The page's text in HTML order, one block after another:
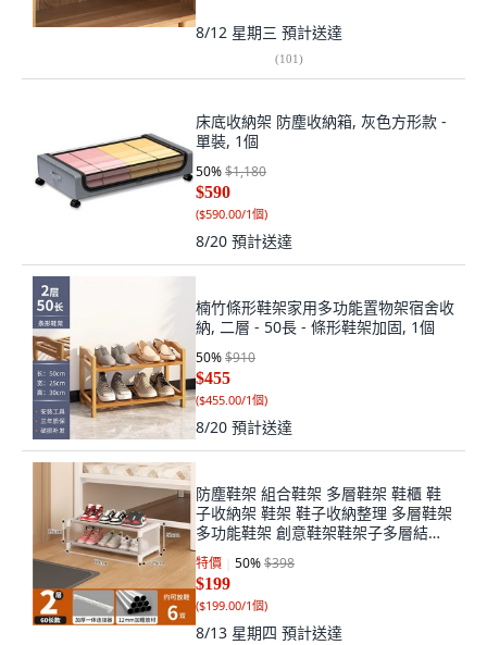
8/12 星期三 預計送達
(101)
床底收納架 防塵收納箱, 灰色方形款 -
單裝, 1個
50%$1,180
$590
($590.00/1個)
8/20 預計送達
楠竹條形鞋架家用多功能置物架宿舍收
納, 二層 - 50長 - 條形鞋架加固, 1個
50%$910
$455
($455.00/1個)
8/20 預計送達
防塵鞋架 組合鞋架 多層鞋架 鞋櫃 鞋
子收納架 鞋架 鞋子收納整理 多層鞋架
多功能鞋架 創意鞋架鞋架子多層結實
傢用落地臥室客廳掛包架門口簡易置物
鞋帽架一體式, 1個, 床底鞋架-2層
60cm
特價 50%$398
$199
($199.00/1個)
8/13 星期四 預計送達